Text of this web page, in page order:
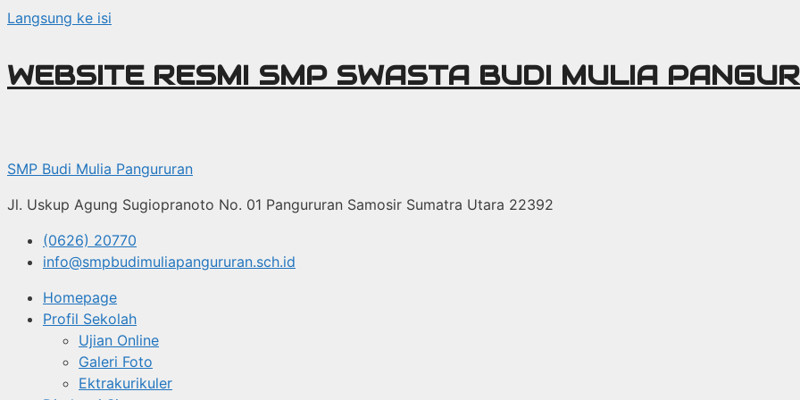
Langsung ke isi
WEBSITE RESMI SMP SWASTA BUDI MULIA
SMP Budi Mulia Pangururan
Jl. Uskup Agung Sugiopranoto No. 01 Pangururan Samosir Sumatra Utara 22392
(0626) 20770
info@smpbudimuliapangururan.sch.id
Homepage
Profil Sekolah
Ujian Online
Galeri Foto
Ektrakurikuler